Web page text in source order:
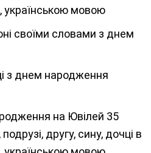
українською мовою
своїми словами з днем
з днем народження
на Ювілей 35
подрузі, другу, сину, дочці в